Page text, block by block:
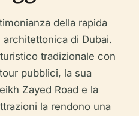
della rapida
di Dubai.
tradizionale con
pubblici, la sua
Zayed Road e la
la rendono una